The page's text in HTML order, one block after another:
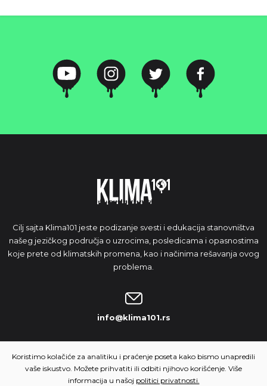
Cilj sajta Klima101 jeste podizanje svesti i edukacija stanovništva
našeg jezičkog područja o uzrocima, posledicama i opasnostima
koje prete od klimatskih promena, kao i načinima rešavanja ovog
problema.
info@klima101.rs
NAŠA IDEJA
Koristimo kolačiće za analitiku i praćenje poseta kako bismo unapredili
vaše iskustvo. Možete prihvatiti ili odbiti njihovo korišćenje. Više
informacija u našoj politici privatnosti.